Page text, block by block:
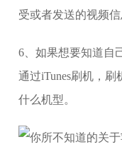
受或者发送的视频
6、如果想要知道自
通过iTunes刷机，刷
什么机型。